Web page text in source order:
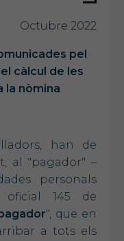
Octubre 2022
pel
càlcul de les
la nòmina
han de
al "pagador" –
personals
145 de
", que en
a tots els